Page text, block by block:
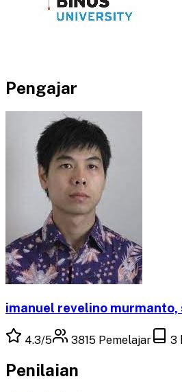
Pengajar
imanuel revelino murmanto,
4.3/5 3815 Pemelajar 3
Penilaian